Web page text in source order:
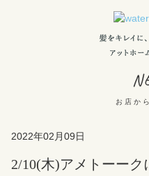
お店か
2022年02月09日
2/10(木)アメトーー